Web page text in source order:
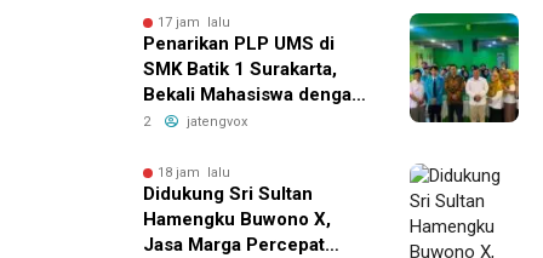
17 jam lalu
Penarikan PLP UMS di
SMK Batik 1 Surakarta,
Bekali Mahasiswa dengan
Pengalaman Nyata Dunia
2 jatengvox
18 jam lalu
Didukung Sri Sultan
Hamengku Buwono X,
Jasa Marga Percepat